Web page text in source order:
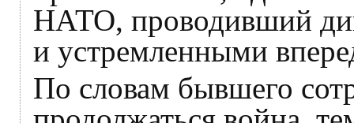
НАТО, проводивший
и устремленными
По словам бывшего